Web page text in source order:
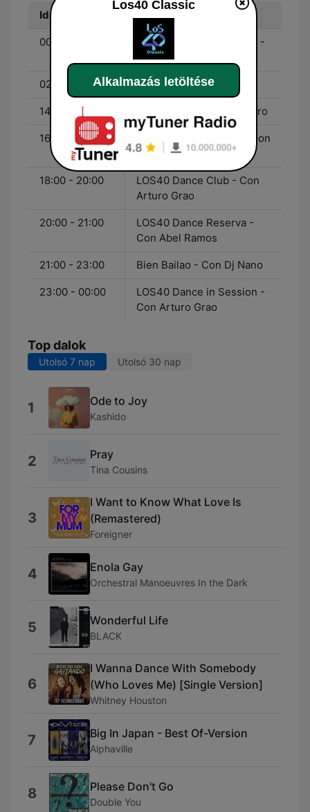
Idő Műsor
00:00 - 02:00
LOS40 Dance in Session -
Con Arturo Grao
02:00 - 14:00 Fórmula LOS40
14:00 - 16:00 Clímax - Con José M. Duro
16:00 - 18:00
LOS40 Comunidance - Con
Ramsés López
18:00 - 20:00
LOS40 Dance Club - Con
Arturo Grao
20:00 - 21:00
LOS40 Dance Reserva -
Con Abel Ramos
21:00 - 23:00 Bien Bailao - Con Dj Nano
23:00 - 00:00
LOS40 Dance in Session -
Con Arturo Grao
Top dalok
Utolsó 7 nap Utolsó 30 nap
1 Ode to Joy
Kashido
2 Pray
Tina Cousins
3
I Want to Know What Love Is
(Remastered)
Foreigner
4 Enola Gay
Orchestral Manoeuvres In the Dark
5 Wonderful Life
BLACK
6
I Wanna Dance With Somebody
(Who Loves Me) [Single Version]
Whitney Houston
7 Big In Japan - Best Of-Version
Alphaville
8 Please Don't Go
Double You
Los40 Classic
Alkalmazás letöltése